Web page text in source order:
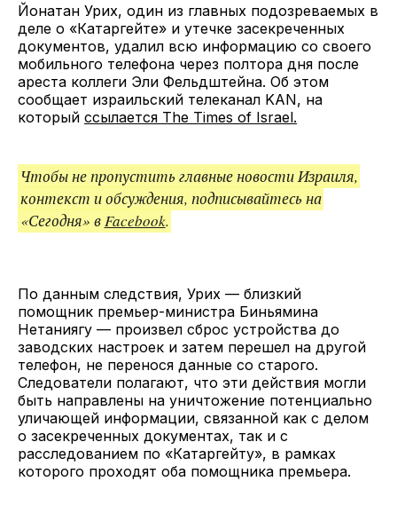
Йонатан Урих, один из главных подозреваемых в
деле о «Катаргейте» и утечке засекреченных
документов, удалил всю информацию со своего
мобильного телефона через полтора дня после
ареста коллеги Эли Фельдштейна. Об этом
сообщает израильский телеканал KAN, на
который ссылается The Times of Israel.
Чтобы не пропустить главные новости Израиля,
контекст и обсуждения, подписывайтесь на
«Сегодня» вFacebook.
По данным следствия, Урих — близкий
помощник премьер-министра Биньямина
Нетаниягу — произвел сброс устройства до
заводских настроек и затем перешел на другой
телефон, не перенося данные со старого.
Следователи полагают, что эти действия могли
быть направлены на уничтожение потенциально
уличающей информации, связанной как с делом
о засекреченных документах, так и с
расследованием по «Катаргейту», в рамках
которого проходят оба помощника премьера.